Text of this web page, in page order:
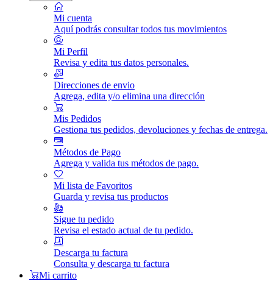
Mi cuenta
Aquí podrás consultar todos tus movimientos
Mi Perfil
Revisa y edita tus datos personales.
Direcciones de envio
Agrega, edita y/o elimina una dirección
Mis Pedidos
Gestiona tus pedidos, devoluciones y fechas de entrega.
Métodos de Pago
Agrega y valida tus métodos de pago.
Mi lista de Favoritos
Guarda y revisa tus productos
Sigue tu pedido
Revisa el estado actual de tu pedido.
Descarga tu factura
Consulta y descarga tu factura
Mi carrito